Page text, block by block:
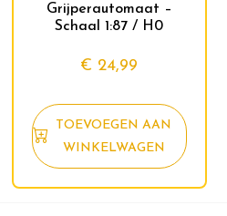
Grijperautomaat –
Schaal 1:87 / H0
€ 24,99
TOEVOEGEN AAN
WINKELWAGEN